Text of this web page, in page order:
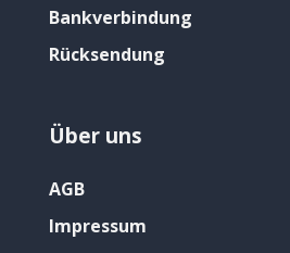
Bankverbindung
Rücksendung
Über uns
AGB
Impressum